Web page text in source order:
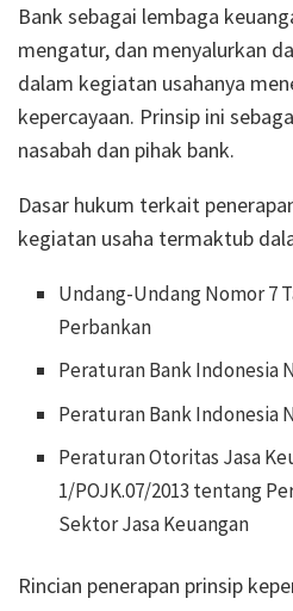
Bank sebagai lembaga
mengatur, dan menyalurkan
dalam kegiatan usahanya
kepercayaan. Prinsip ini
nasabah dan pihak bank.
Dasar hukum terkait
kegiatan usaha termaktub
Undang-Undang Nomor 7
Perbankan
Peraturan Bank Indonesia
Peraturan Bank Indonesia
Peraturan Otoritas Jasa
1/POJK.07/2013 tentang
Sektor Jasa Keuangan
Rincian penerapan prinsip